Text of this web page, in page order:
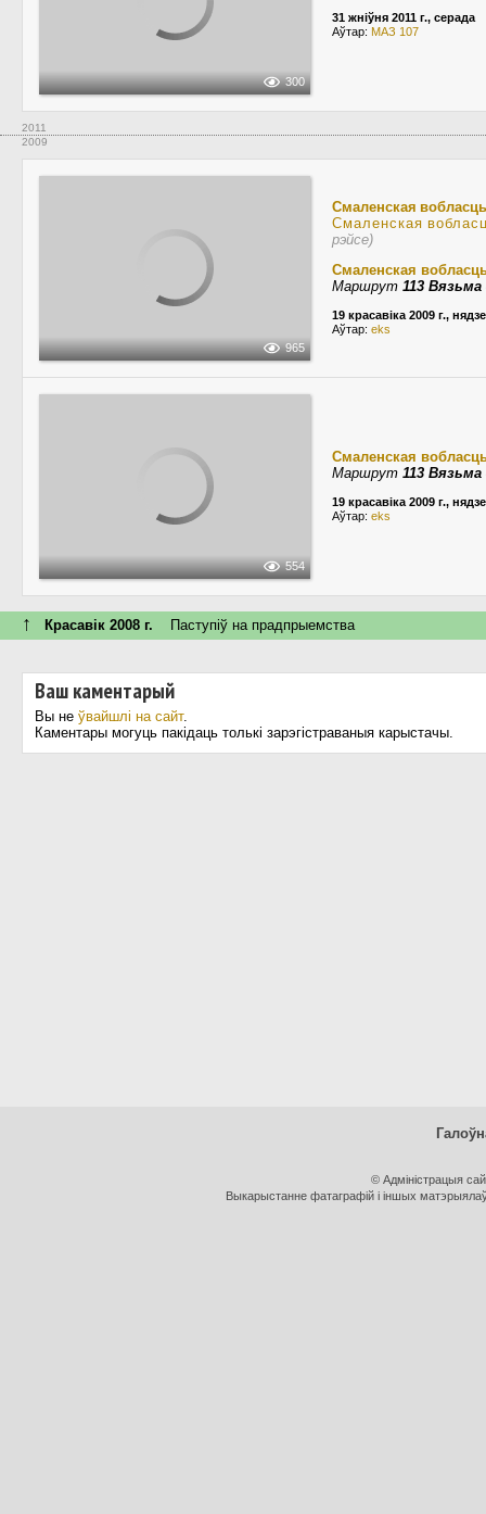
300
31 жніўня 2011 г., серада
Аўтар: МАЗ 107
2011
2009
965
Смаленская вобласць
Смаленская
рэйсе)
Смаленская
Маршрут 113
19 красавіка 2009 г.,
Аўтар: eks
554
Смаленская
Маршрут 113
19 красавіка 2009 г.,
Аўтар: eks
↑ Красавік 2008 г. Паступiў на прадпрыемства
Ваш каментарый
Вы не ўвайшлі на сайт.
Каментары могуць пакідаць толькі зарэгістраваныя карыстачы.
© Адміністрацыя
Выкарыстанне фатаграфій і іншых